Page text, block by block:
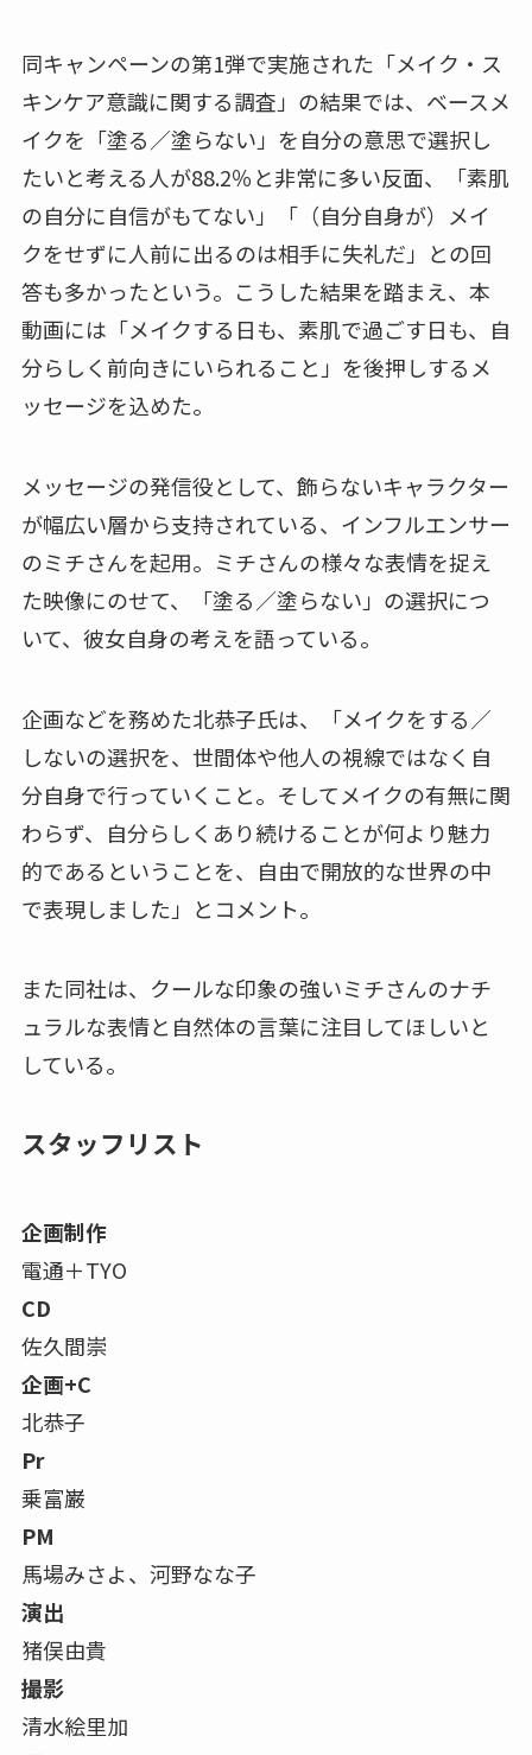
同キャンペーンの第1弾で実施された「メイク・ス
キンケア意識に関する調査」の結果では、ベースメ
イクを「塗る／塗らない」を自分の意思で選択し
たいと考える人が88.2％と非常に多い反面、「素肌
の自分に自信がもてない」「（自分自身が）メイ
クをせずに人前に出るのは相手に失礼だ」との回
答も多かったという。こうした結果を踏まえ、本
動画には「メイクする日も、素肌で過ごす日も、自
分らしく前向きにいられること」を後押しするメ
ッセージを込めた。
メッセージの発信役として、飾らないキャラクター
が幅広い層から支持されている、インフルエンサー
のミチさんを起用。ミチさんの様々な表情を捉え
た映像にのせて、「塗る／塗らない」の選択につ
いて、彼女自身の考えを語っている。
企画などを務めた北恭子氏は、「メイクをする／
しないの選択を、世間体や他人の視線ではなく自
分自身で行っていくこと。そしてメイクの有無に関
わらず、自分らしくあり続けることが何より魅力
的であるということを、自由で開放的な世界の中
で表現しました」とコメント。
また同社は、クールな印象の強いミチさんのナチ
ュラルな表情と自然体の言葉に注目してほしいと
している。
スタッフリスト
企画制作
電通＋TYO
CD
佐久間崇
企画+C
北恭子
Pr
乗富巌
PM
馬場みさよ、河野なな子
演出
猪俣由貴
撮影
清水絵里加